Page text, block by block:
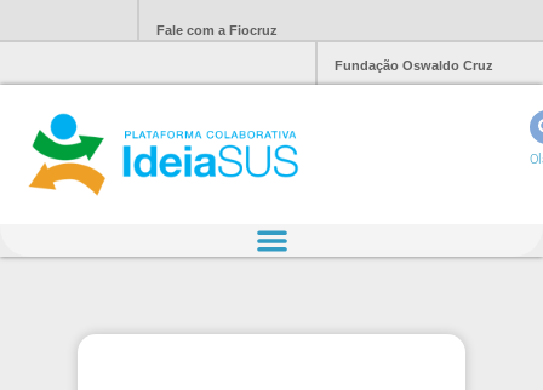
Fale com a Fiocruz
Fundação Oswaldo Cruz